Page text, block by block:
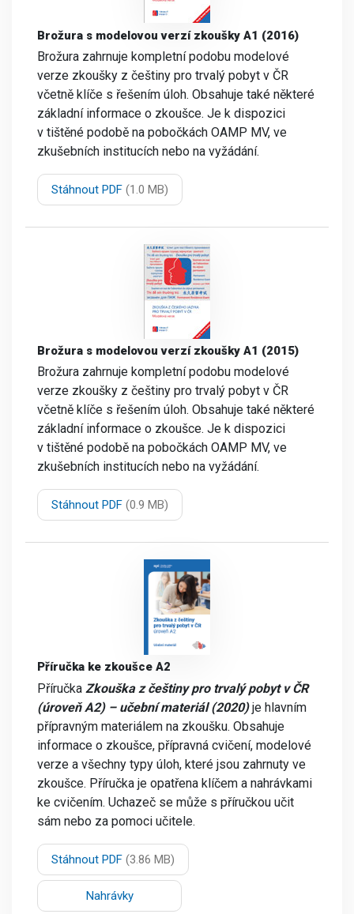
Brožura s modelovou verzí zkoušky A1 (2016)
Brožura zahrnuje kompletní podobu modelové
verze zkoušky z češtiny pro trvalý pobyt v ČR
včetně klíče s řešením úloh. Obsahuje také některé
základní informace o zkoušce. Je k dispozici
v tištěné podobě na pobočkách OAMP MV, ve
zkušebních institucích nebo na vyžádání.
Stáhnout PDF (1.0 MB)
Brožura s modelovou verzí zkoušky A1 (2015)
Brožura zahrnuje kompletní podobu modelové
verze zkoušky z češtiny pro trvalý pobyt v ČR
včetně klíče s řešením úloh. Obsahuje také některé
základní informace o zkoušce. Je k dispozici
v tištěné podobě na pobočkách OAMP MV, ve
zkušebních institucích nebo na vyžádání.
Stáhnout PDF (0.9 MB)
Příručka ke zkoušce A2
Příručka Zkouška z češtiny pro trvalý pobyt v ČR
(úroveň A2) – učební materiál (2020)je hlavním
přípravným materiálem na zkoušku. Obsahuje
informace o zkoušce, přípravná cvičení, modelové
verze a všechny typy úloh, které jsou zahrnuty ve
zkoušce. Příručka je opatřena klíčem a nahrávkami
ke cvičením. Uchazeč se může s příručkou učit
sám nebo za pomoci učitele.
Stáhnout PDF (3.86 MB)
Nahrávky